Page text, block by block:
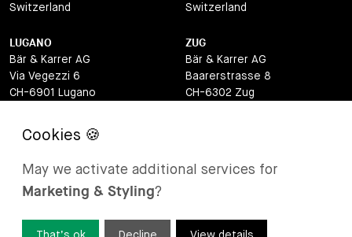
Switzerland
Switzerland
LUGANO
Bär & Karrer AG
Via Vegezzi 6
CH-6901 Lugano
ZUG
Bär & Karrer AG
Baarerstrasse 8
CH-6302 Zug
BASEL
Lange Gasse 47
CH-4052 Basel
Via Maistra 2
May we activate additional services for
Marketing & Styling?